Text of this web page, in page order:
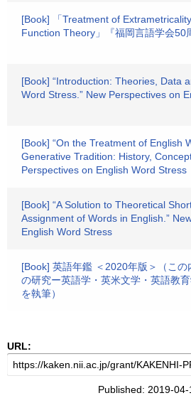
[Book] 「Treatment of
Function Theory」『福岡言語学会50
[Book] “Introduction: Theories, Data
Word Stress.” New Perspectives on
[Book] “On the Treatment of English
Generative Tradition: History,
Perspectives on English Word Stress
[Book] “A Solution to Theoretical
Assignment of Words in English.”
English Word Stress
[Book] 英語年鑑 ＜2020年版＞（こ
の研究ー英語学・英米文学・英語教育
を執筆）
URL:
Published: 2019-